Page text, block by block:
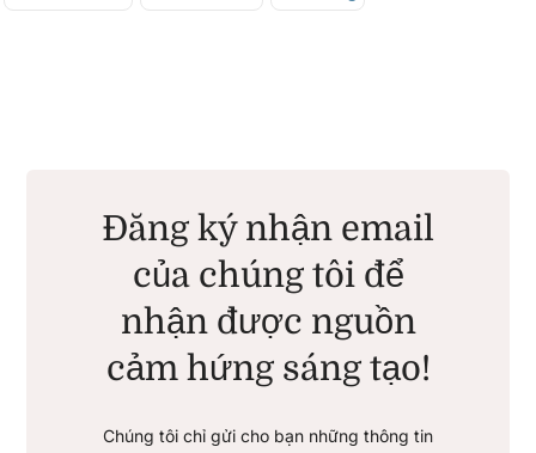
Đăng ký nhận email
của chúng tôi để
nhận được nguồn
cảm hứng sáng tạo!
Chúng tôi chỉ gửi cho bạn những thông tin